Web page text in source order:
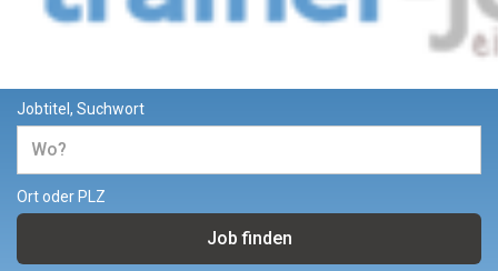
Jobtitel, Suchwort
Ort oder PLZ